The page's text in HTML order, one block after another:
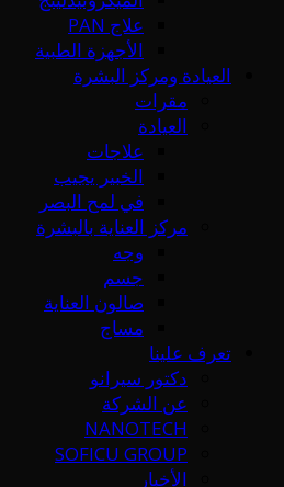
علاج PAN
الأجهزة الطبية
العيادة ومركز البشرة
مقرات
العيادة
علاجات
الخبير يجيب
في لمح البصر
مركز العناية بالبشرة
وجه
جسم
صالون العناية
مساج
تعرف علينا
دكتور سيرانو
عن الشركة
NANOTECH
SOFICU GROUP
الأخبار